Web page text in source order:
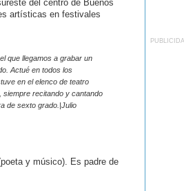
del centro de Buenos
artísticas en festivales
que llegamos a grabar un
Actué en todos los
en el elenco de teatro
siempre recitando y cantando
de sexto grado.|Julio
y músico). Es padre de